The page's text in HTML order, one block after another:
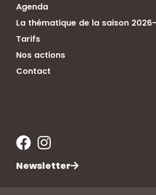
Agenda
La thématique de la saison
Tarifs
Nos actions
Contact
Newsletter